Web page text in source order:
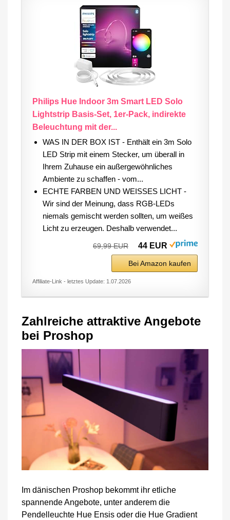
Philips Hue Indoor 3m Smart LED Solo
Lightstrip Basis-Set, 1er-Pack, indirekte
Beleuchtung mit der...
WAS IN DER BOX IST - Enthält ein 3m Solo
LED Strip mit einem Stecker, um überall in
Ihrem Zuhause ein außergewöhnliches
Ambiente zu schaffen - vom...
ECHTE FARBEN UND WEISSES LICHT -
Wir sind der Meinung, dass RGB-LEDs
niemals gemischt werden sollten, um weißes
Licht zu erzeugen. Deshalb verwendet...
69,99 EUR 44 EUR
Bei Amazon kaufen
Affiliate-Link - letztes Update: 1.07.2026
Zahlreiche attraktive Angebote
bei Proshop
Im dänischen Proshop bekommt ihr etliche
spannende Angebote, unter anderem die
Pendelleuchte Hue Ensis oder die Hue Gradient